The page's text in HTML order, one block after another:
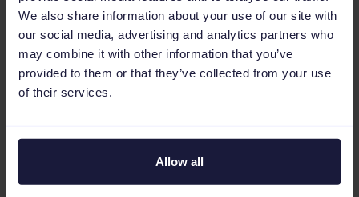
We also share information about your use of our site with
our social media, advertising and analytics partners who
may combine it with other information that you’ve
provided to them or that they’ve collected from your use
of their services.
Allow all
Intervista: Tendenze ecommerce e digital
marketing in Italia
Intervista: Il futuro dell'eCommerce e le sfide che